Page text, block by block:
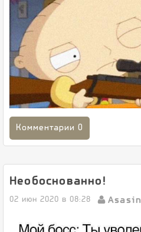
Комментарии 0
Необоснованно!
02 июн 2020 в 08:28 Asasin